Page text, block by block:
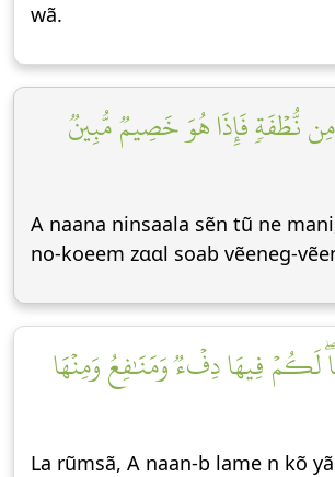
wã.
نُّطۡفَةٖ فَإِذَا هُوَ خَصِيمٞ مُّبِينٞ
A naana ninsaala sẽn tũ ne
no-koeem zɑɑl soab vẽeneg-
لَكُمۡ فِيهَا دِفۡءٞ وَمَنَٰفِعُ وَمِنۡهَا
La rũmsã, A naan-b lame n kõ